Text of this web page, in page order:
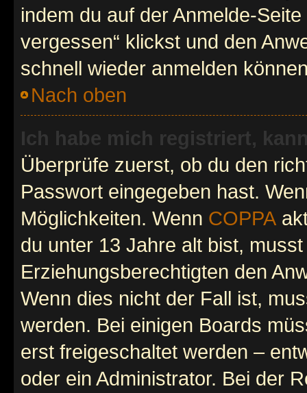
indem du auf der Anmelde-
vergessen“ klickst und den
schnell wieder anmelden
Nach oben
Ich habe mich registriert,
Überprüfe zuerst, ob du den
Passwort eingegeben hast.
Möglichkeiten. Wenn COPPA
du unter 13 Jahre alt bist,
Erziehungsberechtigten den
Wenn dies nicht der Fall ist,
werden. Bei einigen Boards
erst freigeschaltet werden –
oder ein Administrator. Bei der